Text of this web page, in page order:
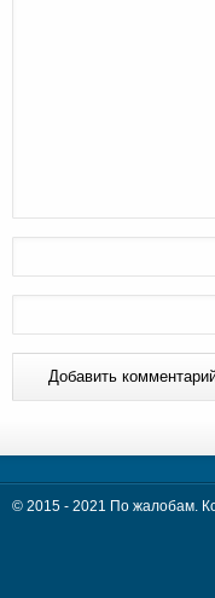
© 2015 - 2021 По жалобам.